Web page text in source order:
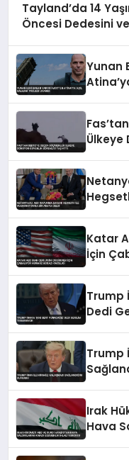
Tayland’da 14
Öncesi Dedesini
Yunan
Ülkeye
Katar
İçin
Trump
Dedi
Trump
Irak
Hava